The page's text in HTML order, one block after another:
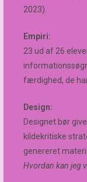
2023).
Empiri:
23 ud af 26
færdighed, de
Design:
Designet bør
kildekritiske
genereret
Hvordan kan jeg